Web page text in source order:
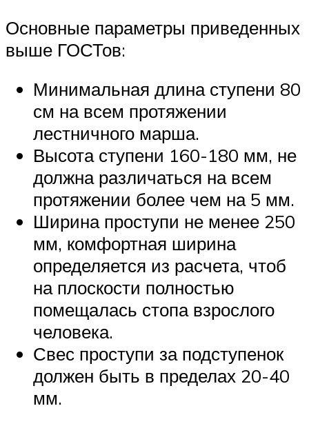
Основные параметры приведенных
выше ГОСТов:
Минимальная длина ступени 80
см на всем протяжении
лестничного марша.
Высота ступени 160-180 мм, не
должна различаться на всем
протяжении более чем на 5 мм.
Ширина проступи не менее 250
мм, комфортная ширина
определяется из расчета, чтоб
на плоскости полностью
помещалась стопа взрослого
человека.
Свес проступи за подступенок
должен быть в пределах 20-40
мм.